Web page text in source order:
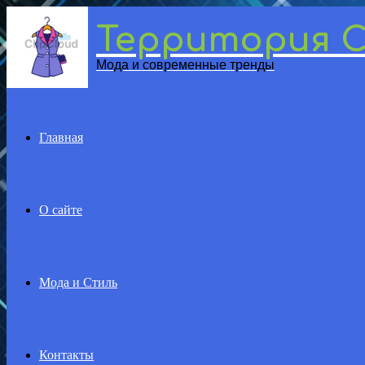
Menu Территория
Мода и современные тренды
Главная
О сайте
Мода и Стиль
Контакты